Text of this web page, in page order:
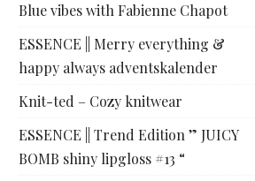
Blue vibes with Fabienne Chapot
ESSENCE || Merry everything &
happy always adventskalender
Knit-ted – Cozy knitwear
ESSENCE || Trend Edition ” JUICY
BOMB shiny lipgloss #13 “